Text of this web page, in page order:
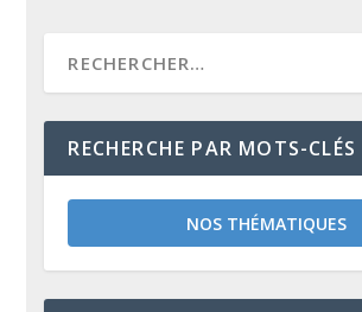
RECHERCHE PAR MOTS-CLÉS
NOS THÉMATIQUES